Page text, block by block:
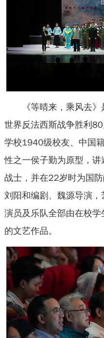
《等晴来，乘风去
世界反法西斯战争胜利
学校1940级校友、中国
性之一侯子勤为原型，
战士，并在22岁时为国
刘阳和编剧、魏源导演，
演员及乐队全部由在校
的文艺作品。